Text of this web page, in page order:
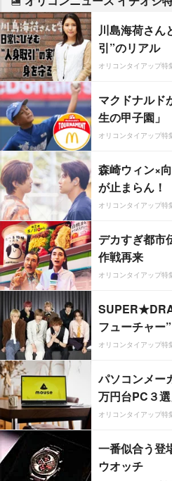
川島海荷さん
引”のリアル
オリコンタイアップ特
マクドナルド
生の甲子園」
オリコンタイアップ特
森崎ウィン×
が止まらん！
オリコンタイアップ特
デカすぎ都市
作戦再来
オリコンタイアップ特
フューチャー”
オリコンタイアップ特
パソコンメー
万円台PC３選
オリコンタイアップ特
一番似合う登
ウオッチ